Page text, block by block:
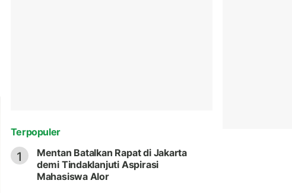
Terpopuler
1
Mentan Batalkan Rapat di Jakarta
demi Tindaklanjuti Aspirasi
Mahasiswa Alor